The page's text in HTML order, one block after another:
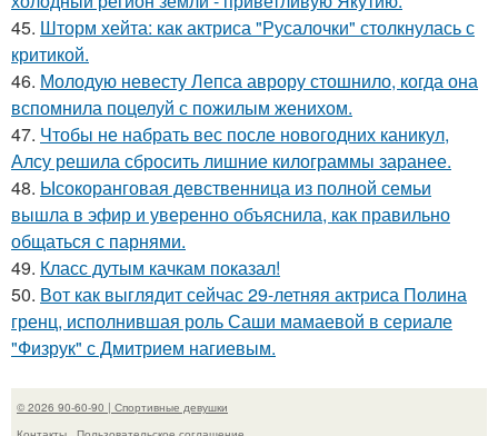
45. Шторм хейта: как актриса "Русалочки" столкнулась с
критикой.
46. Молодую невесту Лепса аврору стошнило, когда она
вспомнила поцелуй с пожилым женихом.
47. Чтобы не набрать вес после новогодних каникул,
Алсу решила сбросить лишние килограммы заранее.
48. Ысокоранговая девственница из полной семьи
вышла в эфир и уверенно объяснила, как правильно
общаться с парнями.
49. Класс дутым качкам показал!
50. Вот как выглядит сейчас 29-летняя актриса Полина
гренц, исполнившая роль Саши мамаевой в сериале
"Физрук" с Дмитрием нагиевым.
© 2026 90-60-90 | Спортивные девушки